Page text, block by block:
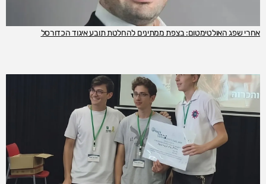
אחרי שפג האולטימטום: בצפת ממתינים להחלטת תובע איגוד הכדורסל